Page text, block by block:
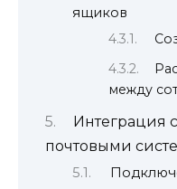
ящиков
между
Интеграция
почтовыми